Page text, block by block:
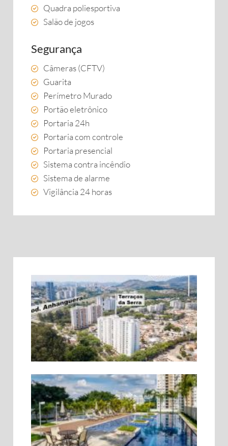
Quadra poliesportiva
Salão de jogos
Segurança
Câmeras (CFTV)
Guarita
Perímetro Murado
Portão eletrônico
Portaria 24h
Portaria com controle
Portaria presencial
Sistema contra incêndio
Sistema de alarme
Vigilância 24 horas